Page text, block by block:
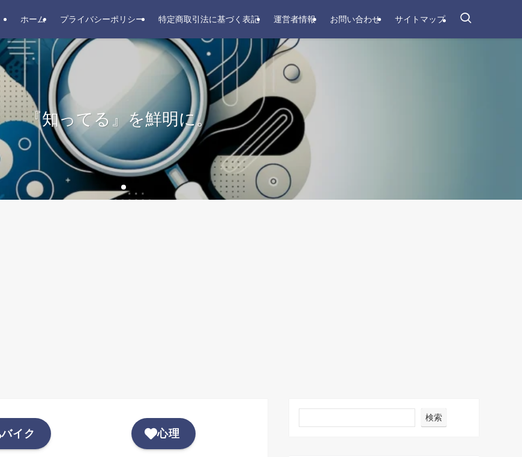
ホーム プライバシーポリシー 特定商取引法に基づく表記 運営者情報 お問い合わせ サイトマップ
『知ってる』を鮮明に。
『知らない』を明らかに、
『知ってる』を鮮明に。
バイク 心理
検索